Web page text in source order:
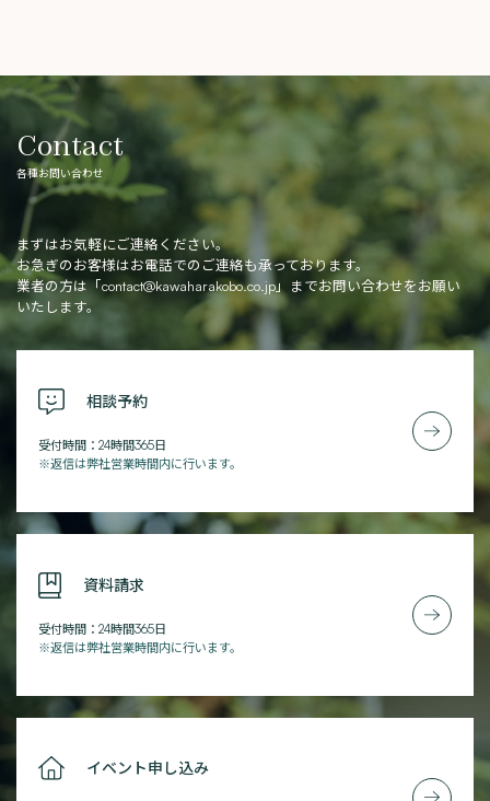
Contact
各種お問い合わせ
まずはお気軽にご連絡ください。
お急ぎのお客様はお電話でのご連絡も承っております。
業者の方は「contact@kawaharakobo.co.jp」までお問い合わせをお願い
いたします。
相談予約
受付時間：24時間365日
※返信は弊社営業時間内に行います。
資料請求
受付時間：24時間365日
※返信は弊社営業時間内に行います。
イベント申し込み